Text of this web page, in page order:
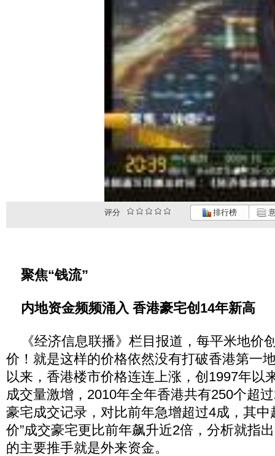
评分 排行榜
聚焦“钱流”
内地资金频频涌入 香港豪宅创14年新高
《经济信息联播》栏目报道，每平米地价
价！就是这样的价格依然没有打破香港第一
以来，香港楼市价格连连上涨，创1997年以
成交量激增，2010年全年香港共有250个超
豪宅成交记录，对比前年急增超过4成，其中
价”成交豪宅更比前年飙升近2倍，分析就指
的主要推手就是外来资金。